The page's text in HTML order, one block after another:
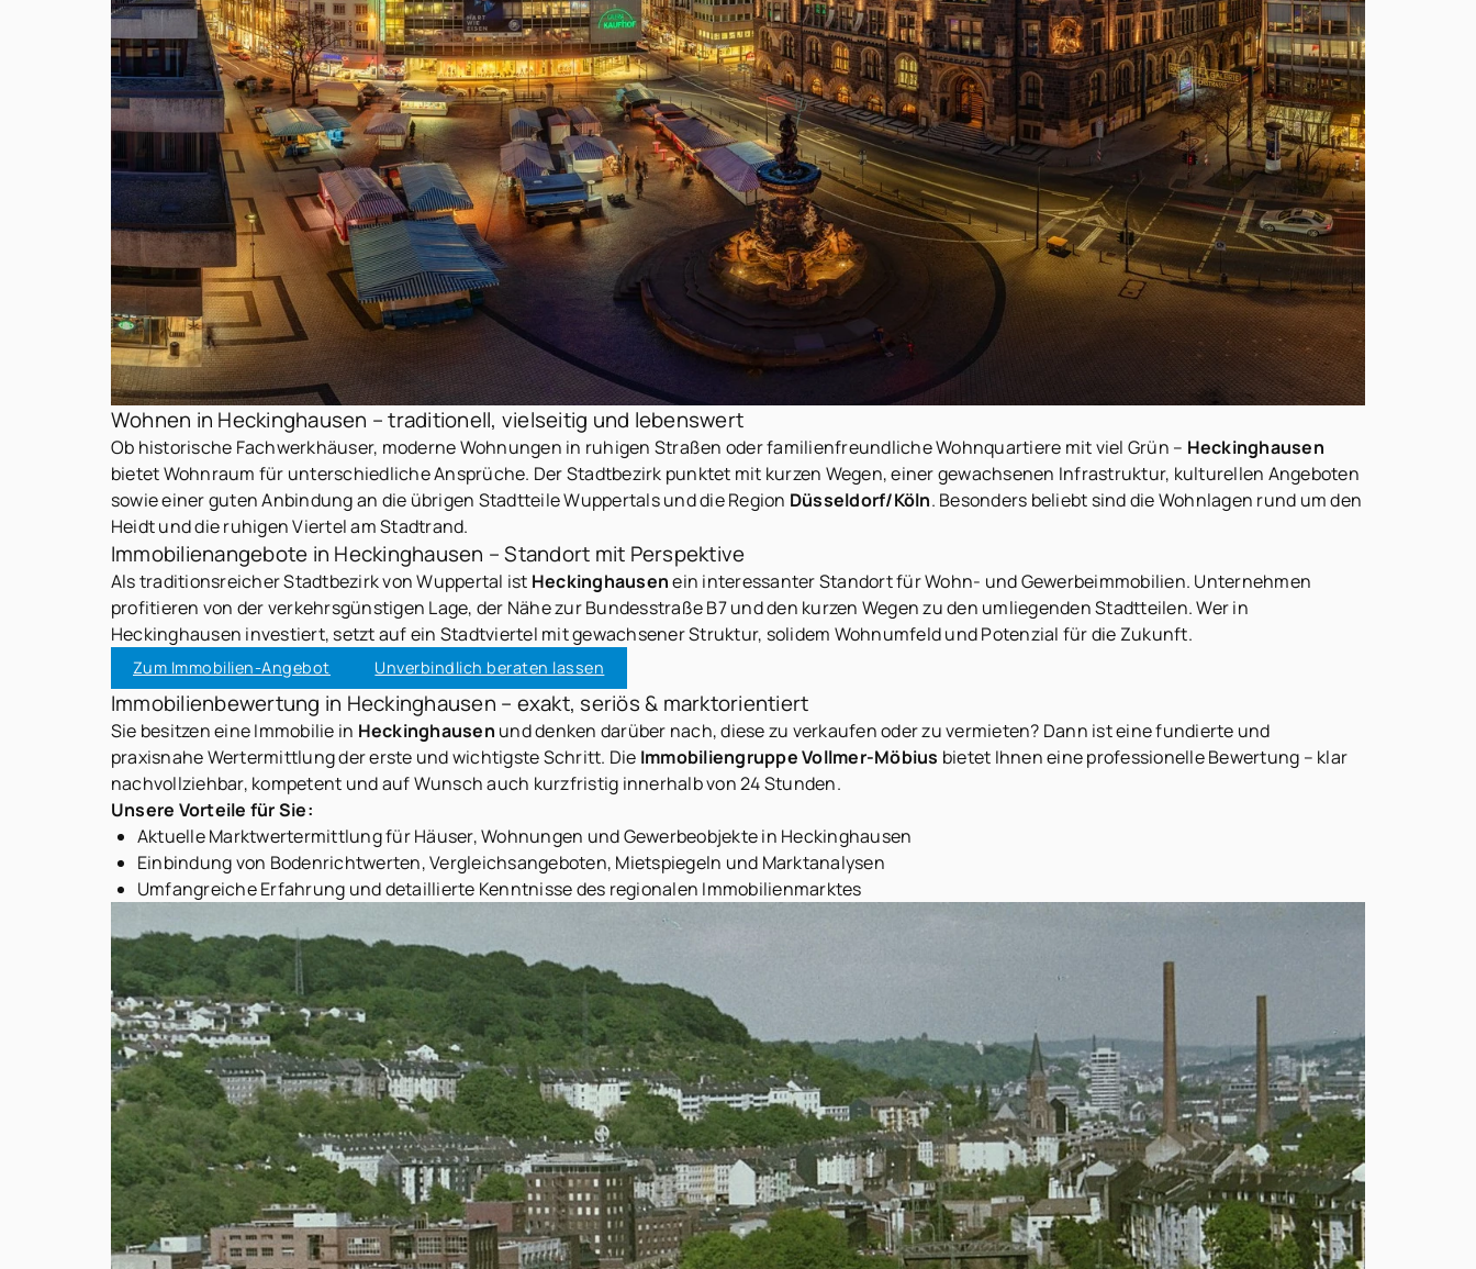
Wohnen in Heckinghausen – traditionell, vielseitig und lebenswert
Ob historische Fachwerkhäuser, moderne Wohnungen in ruhigen Straßen oder familienfreundliche Wohnquartiere mit viel Grün – Heckinghausen
bietet Wohnraum für unterschiedliche Ansprüche. Der Stadtbezirk punktet mit kurzen Wegen, einer gewachsenen Infrastruktur, kulturellen Angeboten
sowie einer guten Anbindung an die übrigen Stadtteile Wuppertals und die Region Düsseldorf/Köln. Besonders beliebt sind die Wohnlagen rund um den
Heidt und die ruhigen Viertel am Stadtrand.
Immobilienangebote in Heckinghausen – Standort mit Perspektive
Als traditionsreicher Stadtbezirk von Wuppertal ist Heckinghausenein interessanter Standort für Wohn- und Gewerbeimmobilien. Unternehmen
profitieren von der verkehrsgünstigen Lage, der Nähe zur Bundesstraße B7 und den kurzen Wegen zu den umliegenden Stadtteilen. Wer in
Heckinghausen investiert, setzt auf ein Stadtviertel mit gewachsener Struktur, solidem Wohnumfeld und Potenzial für die Zukunft.
Zum Immobilien-Angebot Unverbindlich beraten lassen
Immobilienbewertung in Heckinghausen – exakt, seriös & marktorientiert
Sie besitzen eine Immobilie in Heckinghausen und denken darüber nach, diese zu verkaufen oder zu vermieten? Dann ist eine fundierte und
praxisnahe Wertermittlung der erste und wichtigste Schritt. Die Immobiliengruppe Vollmer-Möbius bietet Ihnen eine professionelle Bewertung – klar
nachvollziehbar, kompetent und auf Wunsch auch kurzfristig innerhalb von 24 Stunden.
Unsere Vorteile für Sie:
Aktuelle Marktwertermittlung für Häuser, Wohnungen und Gewerbeobjekte in Heckinghausen
Einbindung von Bodenrichtwerten, Vergleichsangeboten, Mietspiegeln und Marktanalysen
Umfangreiche Erfahrung und detaillierte Kenntnisse des regionalen Immobilienmarktes